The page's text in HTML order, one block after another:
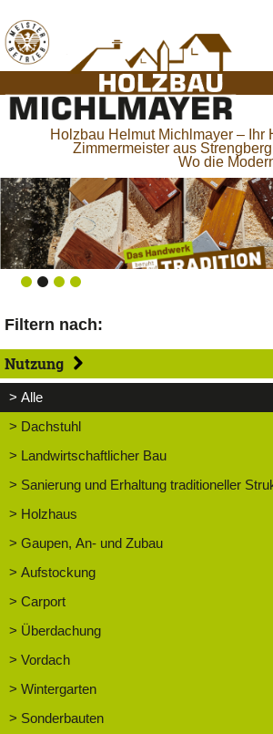
Holzbau Helmut Michlmayer – Ihr
Zimmermeister aus
Wo die
Filtern nach:
Nutzung
> Alle
> Dachstuhl
> Landwirtschaftlicher Bau
> Sanierung und Erhaltung traditioneller
> Holzhaus
> Gaupen, An- und Zubau
> Aufstockung
> Carport
> Überdachung
> Vordach
> Wintergarten
> Sonderbauten